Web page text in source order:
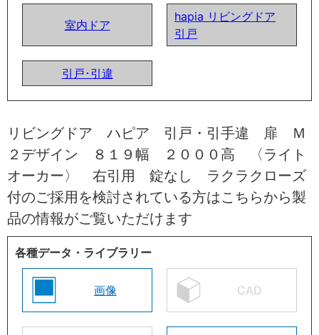
室内ドア
hapia リビングドア
引戸
引戸･引違
リビングドア ハピア 引戸・引手違 扉 Ｍ
２デザイン ８１９幅 ２０００高 〈ライト
オーカー〉 右引用 錠なし ラクラクローズ
付のご採用を検討されている方はこちらから製
品の情報がご覧いただけます
各種データ・ライブラリー
画像 CAD